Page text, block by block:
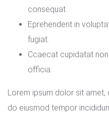
consequat.
Eprehenderit in
fugiat.
Ccaecat cupidatat
officia.
Lorem ipsum dolor sit
do eiusmod tempor